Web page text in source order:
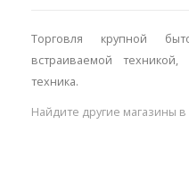
Торговля крупной
встраиваемой
техника.
Найдите другие магазины